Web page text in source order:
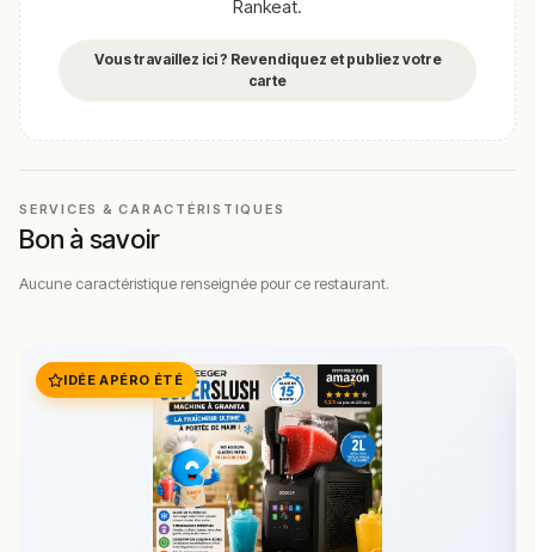
offrant un espace confortable pour se restaurer. Pour
de récupérer sa commande sans sortir de sa voiture.
pour une option plus légère. Vous pouvez consulter les
meilleures options de salades en visitant :
de/france/langres/pour/salade
jeux est un atout indéniable. Les enfants peuvent
s’amuser pendant que les parents dégustent leur repas
en toute tranquillité. Et bien sûr, n’oublions pas les
incontournablesfrites, un accompagnement parfait pour
tout plat choisi. Pour plus de choix, jetez un œil ici :
https://rankeat.fr/trouver-le-meilleur-restaurant-
de/france/langres/pour/frites .
Rankeat.
Vous travaillez ici ? Revendiquez et publiez votre
carte
SERVICES & CARACTÉRISTIQUES
Bon à savoir
Aucune caractéristique renseignée pour ce restaurant.
IDÉE APÉRO ÉTÉ